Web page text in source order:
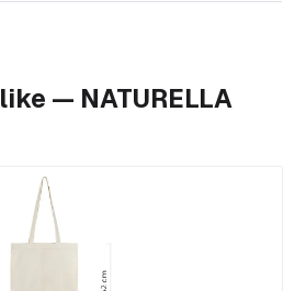
— NATURELLA